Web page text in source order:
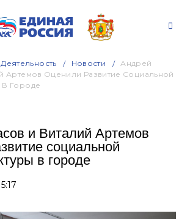
Новости
Андрей
Артемов Оценили Развитие Социальной
В Городе
и Виталий Артемов
социальной
в городе